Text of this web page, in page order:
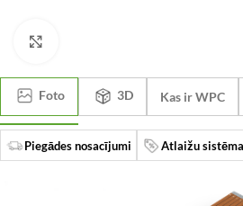
Foto 3D Kas ir WPC
Piegādes nosacījumi Atlaižu sistēma